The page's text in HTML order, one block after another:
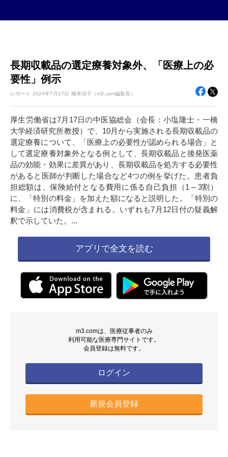
長期収載品の選定療養対象外、「医療上の必
要性」例示
レポート 2024年7月17日 橋本佳子（m3.com編集長）
厚生労働省は7月17日の中医協総会（会長：小塩隆士・一橋
大学経済研究所教授）で、10月から実施される長期収載品の
選定療養について、「医療上の必要性が認められる場合」と
して選定療養対象外となる例として、長期収載品と後発医薬
品の効能・効果に差異があり、長期収載品を処方する必要性
があると医師が判断した場合など4つの例を挙げた。患者負
担総額は、保険給付となる費用に係る自己負担（1～3割）
に、「特別の料金」を加えた額になると説明した。「特別の
料金」には消費税が含まれる。いずれも7月12日付の疑義解
釈で示していた。...
アプリで全文を読む
m3.comは、医療従事者のみ
利用可能な医療専門サイトです。
会員登録は無料です。
ログイン
新規会員登録